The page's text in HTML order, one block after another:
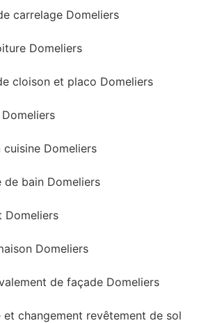
carrelage Domeliers
Domeliers
cloison et placo Domeliers
Domeliers
de bain Domeliers
Domeliers
Domeliers
de façade Domeliers
et changement revêtement de sol